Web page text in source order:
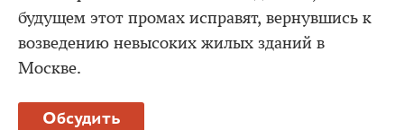
будущем этот промах исправят, вернувшись к
возведению невысоких жилых зданий в
Москве.
Обсудить